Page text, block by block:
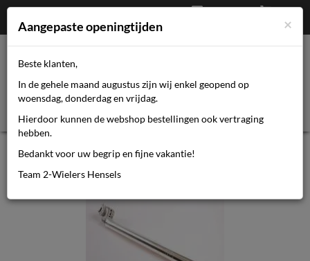
€0,00
Afrekenen
Mijn account
Unbranded Zadelpen ATB 31.4 x 350
zilver
×
Aangepaste openingtijden
Beste klanten,
In de gehele maand augustus zijn wij enkel geopend op
woensdag, donderdag en vrijdag.
Hierdoor kunnen de webshop bestellingen ook vertraging
hebben.
Bedankt voor uw begrip en fijne vakantie!
Team 2-Wielers Hensels